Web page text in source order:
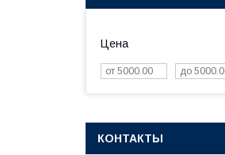
Цена
КОНТАКТЫ